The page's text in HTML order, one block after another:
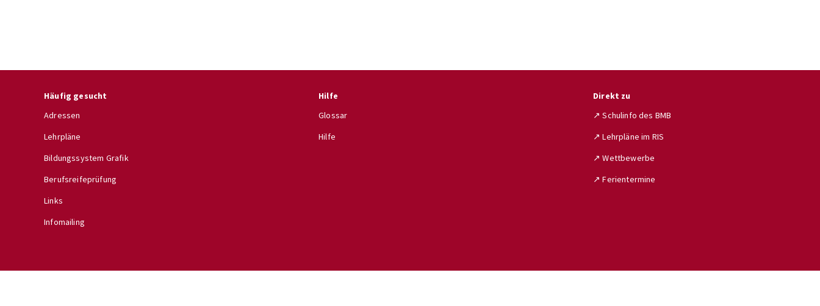
Häufig gesucht
Adressen
Lehrpläne
Bildungssystem Grafik
Berufsreifeprüfung
Links
Infomailing
Hilfe
Glossar
Hilfe
Direkt zu
↗ Schulinfo des BMB
↗ Lehrpläne im RIS
↗ Wettbewerbe
↗ Ferientermine